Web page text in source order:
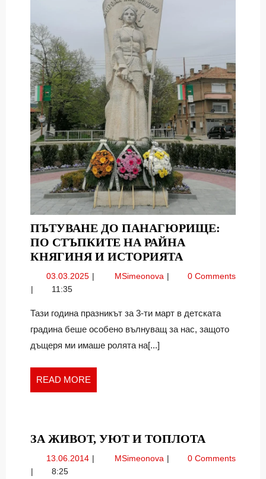
ПЪТУВАНЕ ДО ПАНАГЮРИЩЕ:
ПО СТЪПКИТЕ НА РАЙНА
КНЯГИНЯ И ИСТОРИЯТА
ДО
СТЪПКИТЕ
НА
03.03.2025 03.03.2025MSimeonova Пътуване
По
на
0 Comments
11:35
Тази година празникът за 3-ти март в детската
градина беше особено вълнуващ за нас, защото
дъщеря ми имаше ролята на[...]
READ MORE
MORE
ЗА ЖИВОТ, УЮТ И ТОПЛОТА
13.06.2014 13.06.2014MSimeonova За
0 Comments
8:25